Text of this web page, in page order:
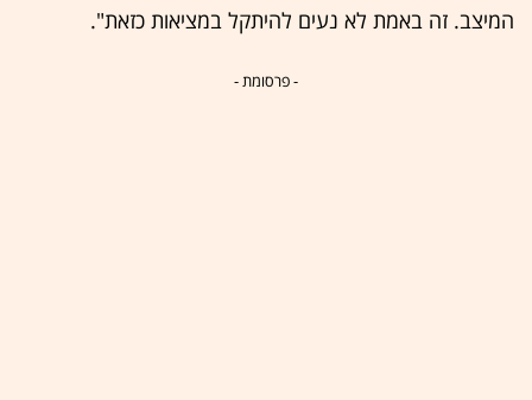
המיצב. זה באמת לא נעים להיתקל במציאות כזאת".
- פרסומת -